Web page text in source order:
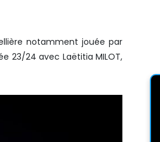
notamment jouée par
23/24 avec Laëtitia MILOT,